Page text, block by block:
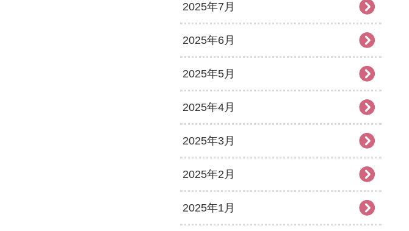
2025年7月
2025年6月
2025年5月
2025年4月
2025年3月
2025年2月
2025年1月